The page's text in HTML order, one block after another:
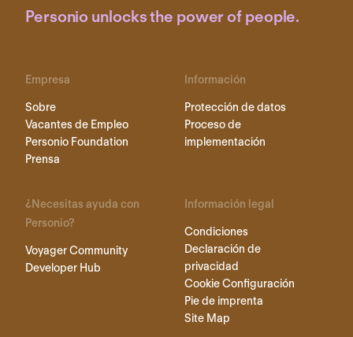
Personio unlocks the power of people.
Empresa
Sobre
Vacantes de Empleo
Personio Foundation
Prensa
Información
Protección de datos
Proceso de
implementación
¿Necesitas ayuda con
Personio?
Voyager Community
Developer Hub
Información legal
Condiciones
Declaración de
privacidad
Cookie Configuración
Pie de imprenta
Site Map